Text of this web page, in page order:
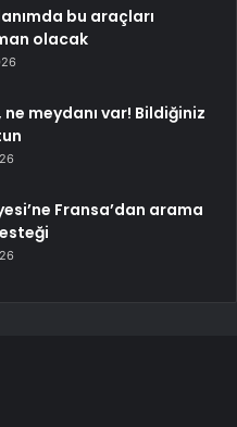
bu araçları
olacak
meydanı var! Bildiğiniz
Fransa’dan arama